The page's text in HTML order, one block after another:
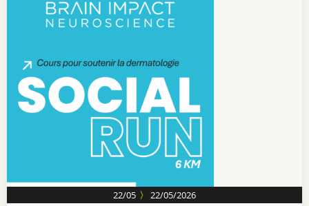
22/05 〉 22/05/2026